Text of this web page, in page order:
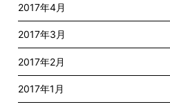
2017年4月
2017年3月
2017年2月
2017年1月